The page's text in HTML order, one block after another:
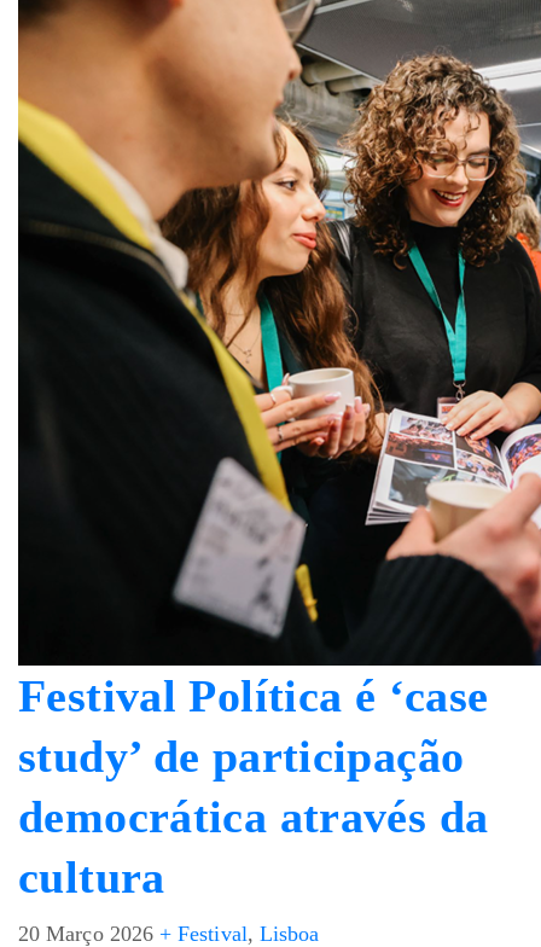
Festival Política é ‘case
study’ de participação
democrática através da
cultura
20 Março 2026 + Festival, Lisboa